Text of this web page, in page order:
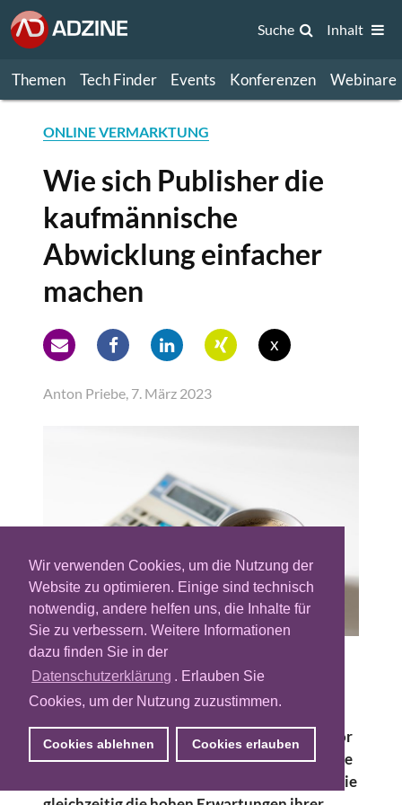
Wir verwenden Cookies, um die Nutzung der
Website zu optimieren. Einige sind technisch
notwendig, andere helfen uns, die Inhalte für
Sie zu verbessern. Weitere Informationen
dazu finden Sie in der
Datenschutzerklärung . Erlauben Sie
Cookies, um der Nutzung zuzustimmen.
Cookies ablehnen Cookies erlauben
Themen Tech Finder Events Konferenzen Webinare
Suche Inhalt
ONLINE VERMARKTUNG
Wie sich Publisher die
kaufmännische
Abwicklung einfacher
machen
x
Anton Priebe, 7. März 2023
Das digitale Werbeökosystem wächst
kontinuierlich und wird damit zunehmend
unübersichtlich für die einzelnen
Marktteilnehmer. Publisher stehen heute vor
der Herausforderung, eine immer komplexere
Werbevermarktung abzuwickeln, während sie